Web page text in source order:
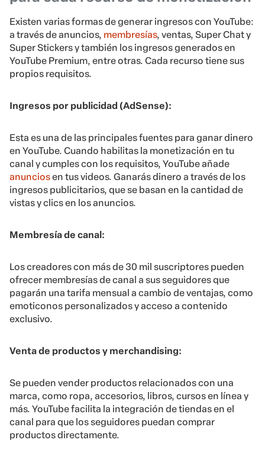
Existen varias formas de generar ingresos con YouTube:
a través de anuncios, membresías, ventas, Super Chat y
Super Stickers y también los ingresos generados en
YouTube Premium, entre otras. Cada recurso tiene sus
propios requisitos.
Ingresos por publicidad (AdSense):
Esta es una de las principales fuentes para ganar dinero
en YouTube. Cuando habilitas la monetización en tu
canal y cumples con los requisitos, YouTube añade
anunciosen tus videos. Ganarás dinero a través de los
ingresos publicitarios, que se basan en la cantidad de
vistas y clics en los anuncios.
Membresía de canal:
Los creadores con más de 30 mil suscriptores pueden
ofrecer membresías de canal a sus seguidores que
pagarán una tarifa mensual a cambio de ventajas, como
emoticonos personalizados y acceso a contenido
exclusivo.
Venta de productos y merchandising:
Se pueden vender productos relacionados con una
marca, como ropa, accesorios, libros, cursos en línea y
más. YouTube facilita la integración de tiendas en el
canal para que los seguidores puedan comprar
productos directamente.